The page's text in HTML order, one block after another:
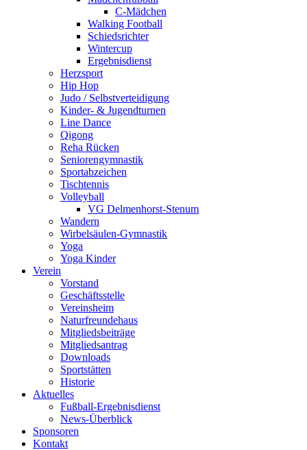
C-Mädchen
Walking Football
Schiedsrichter
Wintercup
Ergebnisdienst
Herzsport
Hip Hop
Judo / Selbstverteidigung
Kinder- & Jugendturnen
Line Dance
Qigong
Reha Rücken
Seniorengymnastik
Sportabzeichen
Tischtennis
Volleyball
VG Delmenhorst-Stenum
Wandern
Wirbelsäulen-Gymnastik
Yoga
Yoga Kinder
Verein
Vorstand
Geschäftsstelle
Vereinsheim
Naturfreundehaus
Mitgliedsbeiträge
Mitgliedsantrag
Downloads
Sportstätten
Historie
Aktuelles
Fußball-Ergebnisdienst
News-Überblick
Sponsoren
Kontakt